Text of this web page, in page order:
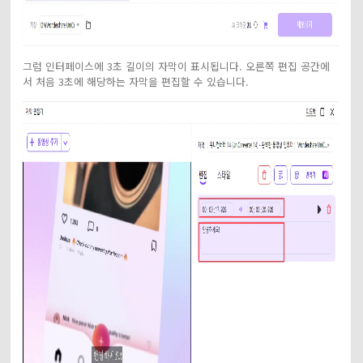
그럼 인터페이스에 3초 길이의 자막이 표시됩니다. 오른쪽 편집 공간에
서 처음 3초에 해당하는 자막을 편집할 수 있습니다.